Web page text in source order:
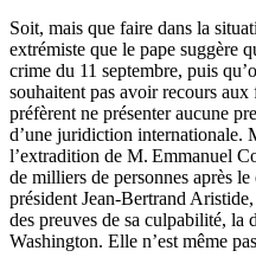
Soit, mais que faire dans la
extrémiste que le pape suggère
crime du 11 septembre, puis
souhaitent pas avoir recours
préfèrent ne présenter aucune
d’une juridiction internationale.
l’extradition de M. Emmanuel
de milliers de personnes après
président Jean-Bertrand
des preuves de sa culpabilité, la
Washington. Elle n’est même